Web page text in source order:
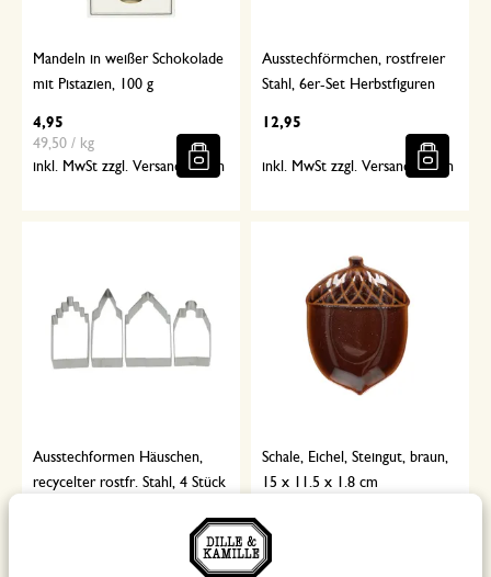
Mandeln in weißer Schokolade
mit Pistazien, 100 g
4,95
49,50 / kg
inkl. MwSt zzgl. Versandkosten
Ausstechförmchen, rostfreier
Stahl, 6er-Set Herbstfiguren
12,95
inkl. MwSt zzgl. Versandkosten
Ausstechformen Häuschen,
recycelter rostfr. Stahl, 4 Stück
inkl. MwSt zzgl. Versandkosten
Schale, Eichel, Steingut, braun,
15 x 11.5 x 1.8 cm
6,95
inkl. MwSt zzgl. Versandkosten